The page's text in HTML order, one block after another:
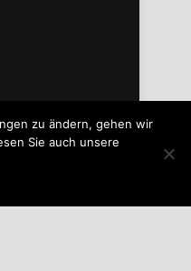
GO TO TOP
zu ändern, gehen wir
Sie auch unsere